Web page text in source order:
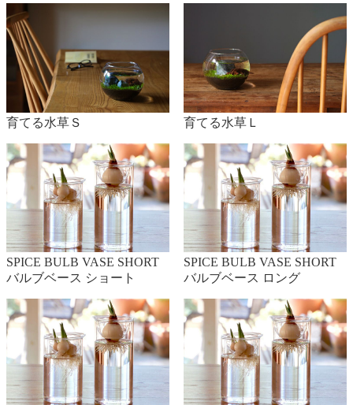
開花時期 4～7月
植付時期 4～5月
・クルクマ
開花時期 5～10月
植付時期 5～6月
・彼岸花
開花時期 7～10月（原種は9月）
植付時期 6～10月
・サフラン
開花時期 10～11月
植付時期 8～9月
・ネリネ（ダイヤモンドリリー）
開花時期 10～12月
植付時期 8～10月
・ダリア
開花時期 7～10月
育てる水草Ｓ 育てる水草Ｌ
SPICE BULB VASE SHORT
バルブベース ショート
SPICE BULB VASE SHORT
バルブベース ロング